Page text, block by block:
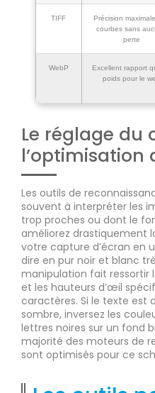
TIFF
Précision
courbes sans
perte
WebP
Excellent rapport
poids pour le
Le réglage du
l’optimisation
Les outils de
souvent à interpréter les
trop proches ou dont le
améliorez drastiquement
votre capture d’écran en
dire en pur noir et blanc
manipulation fait ressortir
et les hauteurs d’œil
caractères. Si le texte est
sombre, inversez les
lettres noires sur un fond
majorité des moteurs de
sont optimisés pour ce